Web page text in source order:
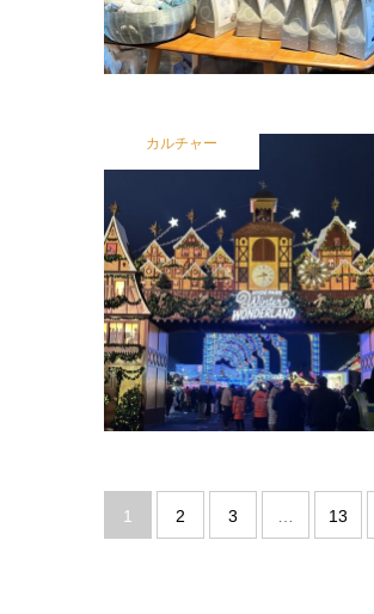
カルチャー
1 2 3 13